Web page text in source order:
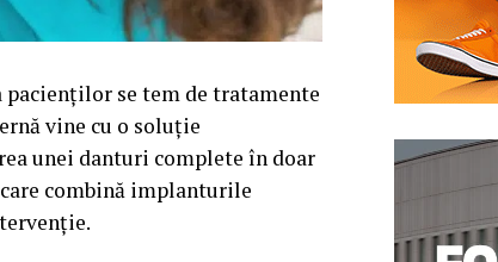
se tem de tratamente
vine cu o soluție
unei danturi complete în doar
combină implanturile